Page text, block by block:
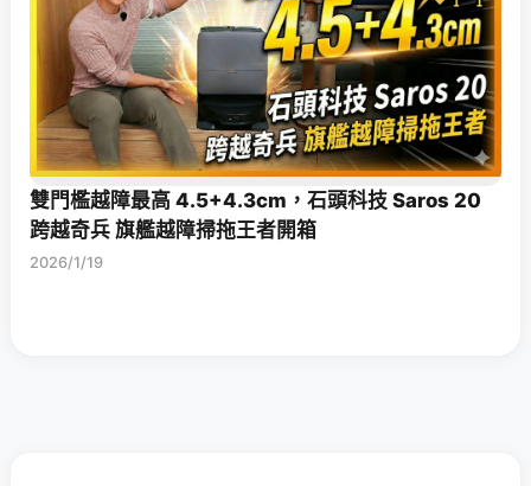
雙門檻越障最高 4.5+4.3cm，石頭科技 Saros 20
跨越奇兵 旗艦越障掃拖王者開箱
2026/1/19